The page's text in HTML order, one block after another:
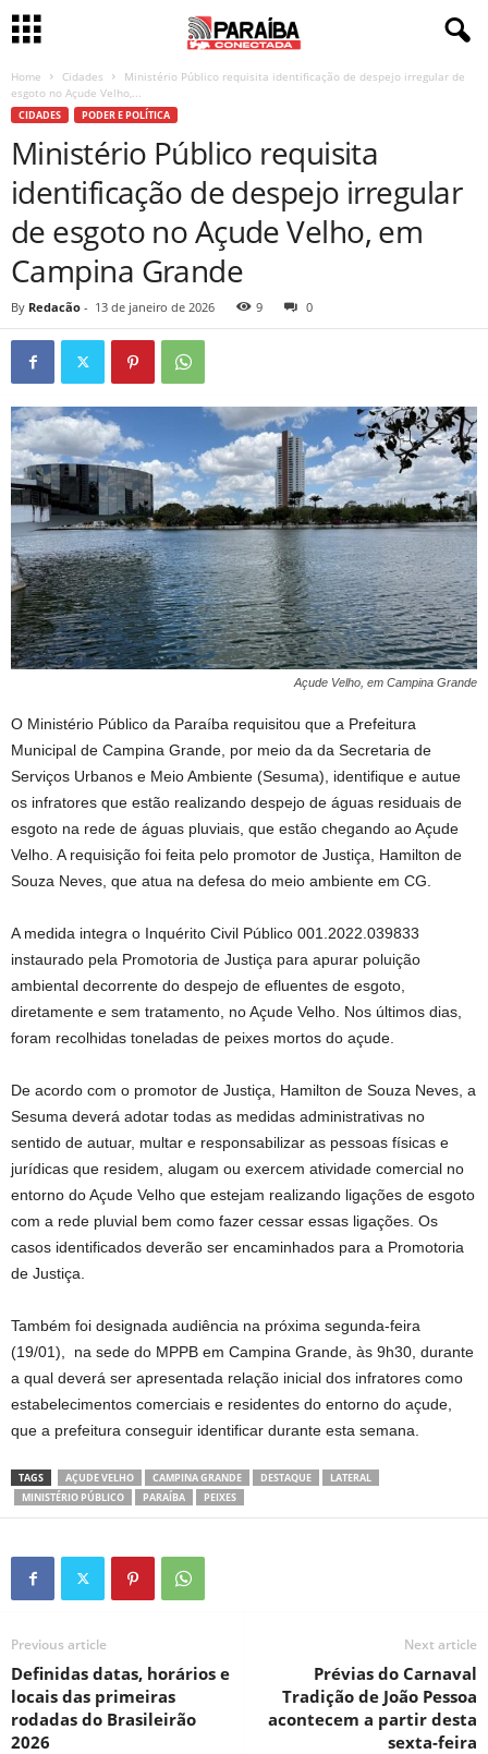
Home Cidades
Ministério Público requisita identificação de despejo irregular de
esgoto no Açude Velho,...
CIDADES PODER E POLÍTICA
Ministério Público requisita
identificação de despejo irregular
de esgoto no Açude Velho, em
Campina Grande
By Redacão - 13 de janeiro de 2026 9 0
Açude Velho, em Campina Grande
O Ministério Público da Paraíba requisitou que a Prefeitura
Municipal de Campina Grande, por meio da da Secretaria de
Serviços Urbanos e Meio Ambiente (Sesuma), identifique e autue
os infratores que estão realizando despejo de águas residuais de
esgoto na rede de águas pluviais, que estão chegando ao Açude
Velho. A requisição foi feita pelo promotor de Justiça, Hamilton de
Souza Neves, que atua na defesa do meio ambiente em CG.
A medida integra o Inquérito Civil Público 001.2022.039833
instaurado pela Promotoria de Justiça para apurar poluição
ambiental decorrente do despejo de efluentes de esgoto,
diretamente e sem tratamento, no Açude Velho. Nos últimos dias,
foram recolhidas toneladas de peixes mortos do açude.
De acordo com o promotor de Justiça, Hamilton de Souza Neves, a
Sesuma deverá adotar todas as medidas administrativas no
sentido de autuar, multar e responsabilizar as pessoas físicas e
jurídicas que residem, alugam ou exercem atividade comercial no
entorno do Açude Velho que estejam realizando ligações de esgoto
com a rede pluvial bem como fazer cessar essas ligações. Os
casos identificados deverão ser encaminhados para a Promotoria
de Justiça.
Também foi designada audiência na próxima segunda-feira
(19/01), na sede do MPPB em Campina Grande, às 9h30, durante
a qual deverá ser apresentada relação inicial dos infratores como
estabelecimentos comerciais e residentes do entorno do açude,
que a prefeitura conseguir identificar durante esta semana.
TAGS AÇUDE VELHO CAMPINA GRANDE DESTAQUE
LATERAL
MINISTÉRIO PÚBLICO
PARAÍBA PEIXES
Previous article
Definidas datas, horários e
locais das primeiras
rodadas do Brasileirão
2026
Next article
Prévias do Carnaval
Tradição de João Pessoa
acontecem a partir desta
sexta-feira